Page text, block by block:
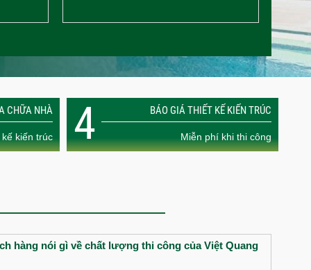
CHỮA NHÀ
kiến trúc 4 BÁO GIÁ THIẾT KẾ KIẾN TRÚC
Miễn phí khi thi công
hàng nói gì về chất lượng thi công của Việt Quang